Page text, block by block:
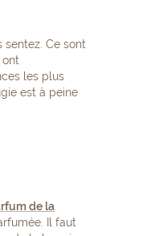
sentez. Ce sont
ont
les plus
est à peine
de la
Il faut